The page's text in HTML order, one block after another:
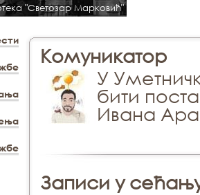
"Светозар Марковић"
Комуникатор
У
бити
Ивана
Записи у